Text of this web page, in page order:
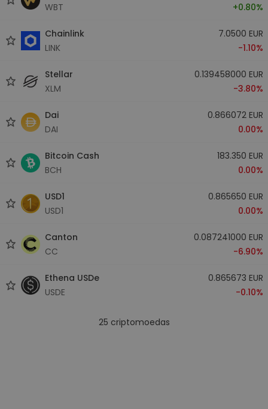
WBT
+0.80%
Chainlink
LINK
7.0500 EUR
-1.10%
Stellar
XLM
0.139458000 EUR
-3.80%
Dai
DAI
0.866072 EUR
0.00%
Bitcoin Cash
BCH
183.350 EUR
0.00%
USD1
USD1
0.865650 EUR
0.00%
Canton
CC
0.087241000 EUR
-6.90%
Ethena USDe
USDE
0.865673 EUR
-0.10%
25 criptomoedas